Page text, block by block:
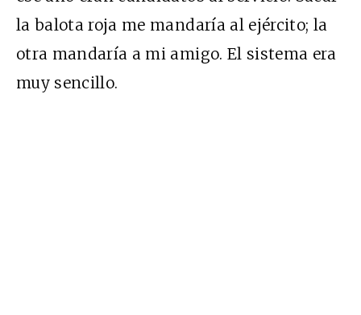
la balota roja me mandaría al ejército; la
otra mandaría a mi amigo. El sistema era
muy sencillo.